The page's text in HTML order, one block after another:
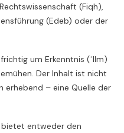
(Fiqh),
(Edeb) oder der
um Erkenntnis (ʿIlm)
Der Inhalt ist nicht
erhebend – eine Quelle der
bietet entweder den